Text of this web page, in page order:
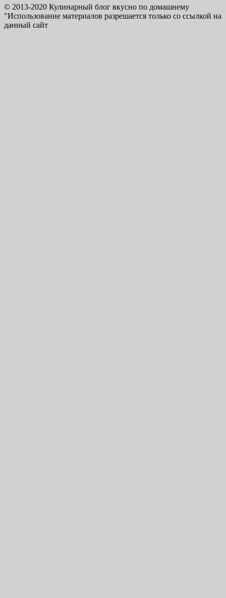
© 2013-2020 Кулинарный блог вкусно по домашнему
"Использование материалов разрешается только со ссылкой на
данный сайт